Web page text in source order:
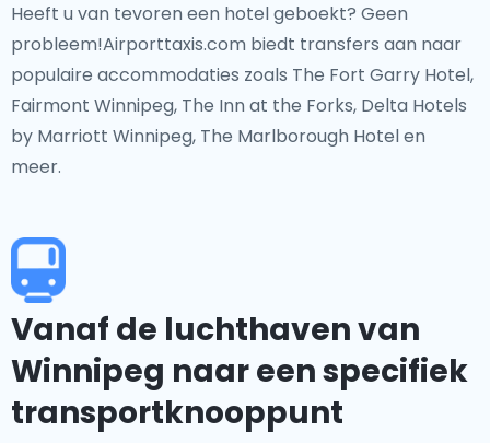
Heeft u van tevoren een hotel geboekt? Geen
probleem!Airporttaxis.com biedt transfers aan naar
populaire accommodaties zoals The Fort Garry Hotel,
Fairmont Winnipeg, The Inn at the Forks, Delta Hotels
by Marriott Winnipeg, The Marlborough Hotel en
meer.
Vanaf de luchthaven van
Winnipeg naar een specifiek
transportknooppunt